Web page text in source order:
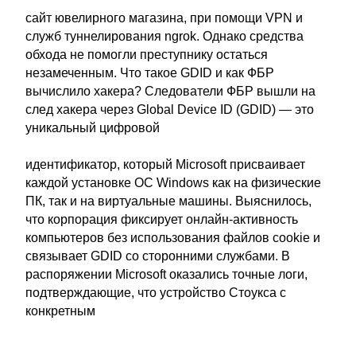
сайт ювелирного магазина, при помощи VPN и
служб туннелирования ngrok. Однако средства
обхода не помогли преступнику остаться
незамеченным. Что такое GDID и как ФБР
вычислило хакера? Следователи ФБР вышли на
след хакера через Global Device ID (GDID) — это
уникальный цифровой
идентификатор, который Microsoft присваивает
каждой установке ОС Windows как на физические
ПК, так и на виртуальные машины. Выяснилось,
что корпорация фиксирует онлайн-активность
компьютеров без использования файлов cookie и
связывает GDID со сторонними службами. В
распоряжении Microsoft оказались точные логи,
подтверждающие, что устройство Стоукса с
конкретным